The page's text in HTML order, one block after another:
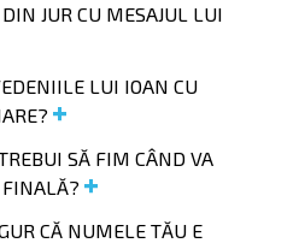
JUR CU MESAJUL LUI
LUI IOAN CU
SĂ FIM CÂND VA
FINALĂ?
CĂ NUMELE TĂU E